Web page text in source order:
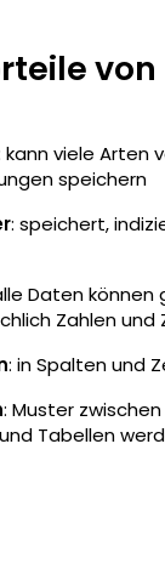
von
kann viele Arten
speichern
: speichert,
Daten
Zahlen und
: in Spalten und
: Muster
Tabellen